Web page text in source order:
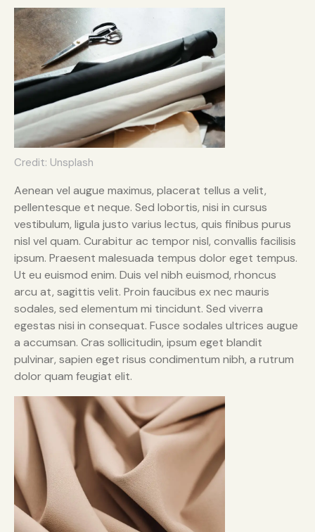
Credit: Unsplash
Aenean vel augue maximus, placerat tellus a velit,
pellentesque et neque. Sed lobortis, nisi in cursus
vestibulum, ligula justo varius lectus, quis finibus purus
nisl vel quam. Curabitur ac tempor nisl, convallis facilisis
ipsum. Praesent malesuada tempus dolor eget tempus.
Ut eu euismod enim. Duis vel nibh euismod, rhoncus
arcu at, sagittis velit. Proin faucibus ex nec mauris
sodales, sed elementum mi tincidunt. Sed viverra
egestas nisi in consequat. Fusce sodales ultrices augue
a accumsan. Cras sollicitudin, ipsum eget blandit
pulvinar, sapien eget risus condimentum nibh, a rutrum
dolor quam feugiat elit.